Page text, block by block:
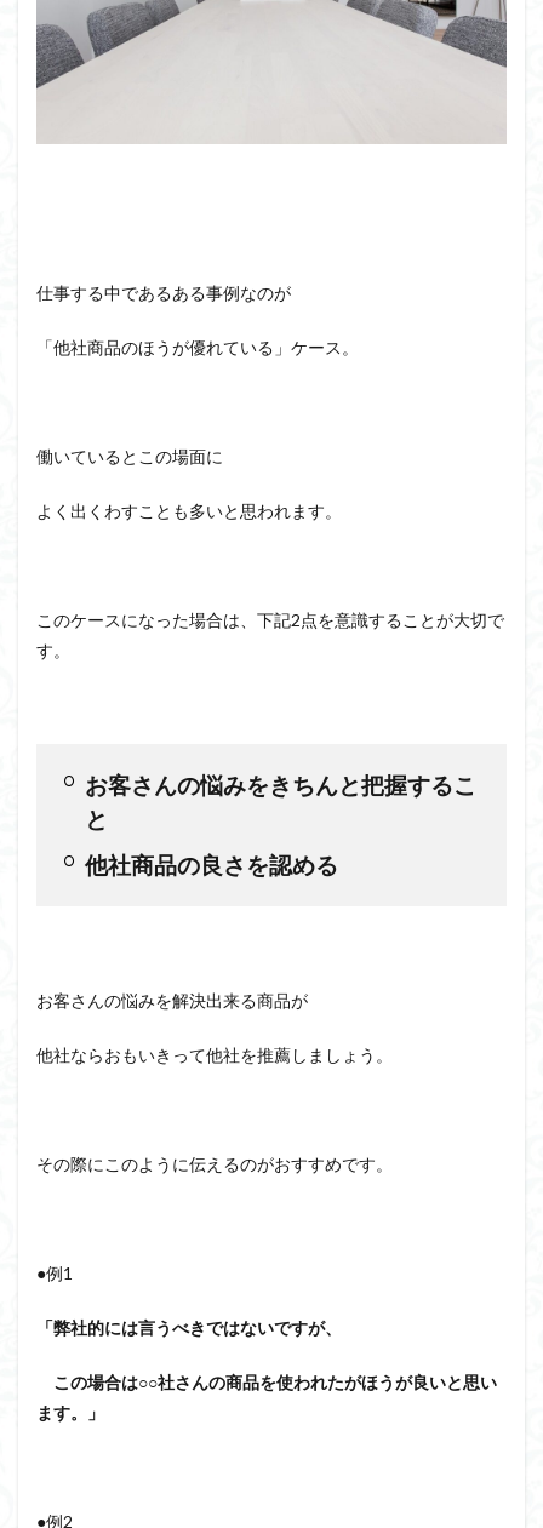
仕事する中であるある事例なのが
「他社商品のほうが優れている」ケース。
働いているとこの場面に
よく出くわすことも多いと思われます。
このケースになった場合は、下記2点を意識することが大切で
す。
お客さんの悩みをきちんと把握するこ
と
他社商品の良さを認める
お客さんの悩みを解決出来る商品が
他社ならおもいきって他社を推薦しましょう。
その際にこのように伝えるのがおすすめです。
●例1
「弊社的には言うべきではないですが、
この場合は○○社さんの商品を使われたがほうが良いと思い
ます。」
●例2